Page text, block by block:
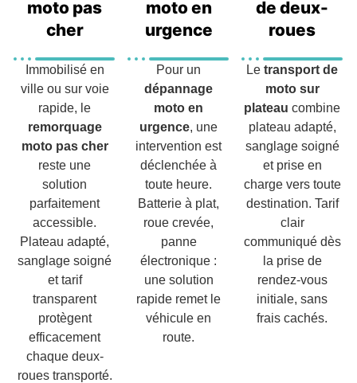
moto pas
cher
Immobilisé en
ville ou sur voie
rapide, le
remorquage
moto pas cher
reste une
solution
parfaitement
accessible.
Plateau adapté,
sanglage soigné
et tarif
transparent
protègent
efficacement
chaque deux-
roues transporté.
moto en
urgence
Pour un
dépannage
moto en
urgence, une
intervention est
déclenchée à
toute heure.
Batterie à plat,
roue crevée,
panne
électronique :
une solution
rapide remet le
véhicule en
route.
de deux-
roues
Letransport de
moto sur
plateau combine
plateau adapté,
sanglage soigné
et prise en
charge vers toute
destination. Tarif
clair
communiqué dès
la prise de
rendez-vous
initiale, sans
frais cachés.